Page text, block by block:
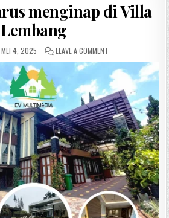
menginap di Villa
Lembang
PUBLISHED DATE:
MEI 4, 2025 LEAVE A COMMENT ON MENGAPA